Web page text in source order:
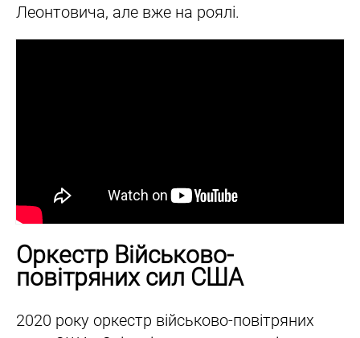
Леонтовича, але вже на роялі.
Оркестр Військово-
повітряних сил США
2020 року оркестр військово-повітряних